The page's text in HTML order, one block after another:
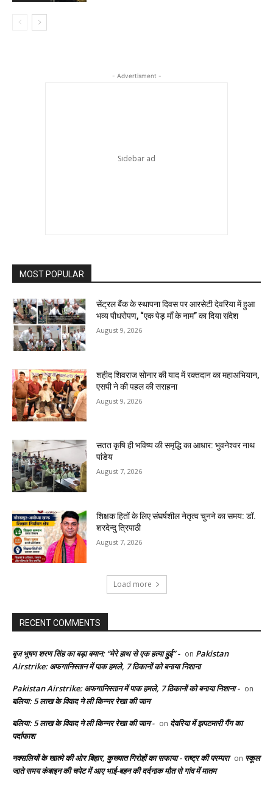
- Advertisment -
MOST POPULAR
सेंट्रल बैंक के स्थापना दिवस पर आरसेटी देवरिया में हुआ
भव्य पौधरोपण, “एक पेड़ माँ के नाम” का दिया संदेश
August 9, 2026
शहीद शिवराज सोनार की याद में रक्तदान का महाअभियान,
एसपी ने की पहल की सराहना
August 9, 2026
सतत कृषि ही भविष्य की समृद्धि का आधार: भुवनेश्वर नाथ
पांडेय
August 7, 2026
शिक्षक हितों के लिए संघर्षशील नेतृत्व चुनने का समय: डॉ.
शरदेन्दु त्रिपाठी
August 7, 2026
Load more
RECENT COMMENTS
बृज भूषण शरण सिंह का बड़ा बयान: “मेरे हाथ से एक हत्या हुई” - on Pakistan
Airstrike: अफगानिस्तान में पाक हमले, 7 ठिकानों को बनाया निशाना
Pakistan Airstrike: अफगानिस्तान में पाक हमले, 7 ठिकानों को बनाया निशाना - on
बलिया: 5 लाख के विवाद ने ली किन्नर रेखा की जान
बलिया: 5 लाख के विवाद ने ली किन्नर रेखा की जान - on देवरिया में झपटमारी गैंग का
पर्दाफाश
नक्सलियों के खात्मे की ओर बिहार, कुख्यात गिरोहों का सफाया - राष्ट्र की परम्परा on स्कूल
जाते समय कंबाइन की चपेट में आए भाई-बहन की दर्दनाक मौत से गांव में मातम